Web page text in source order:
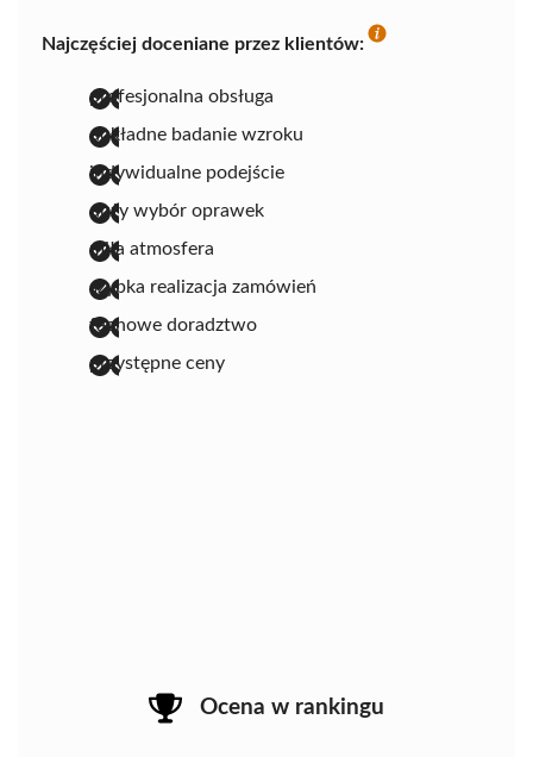
Najczęściej doceniane przez klientów:
profesjonalna obsługa
dokładne badanie wzroku
indywidualne podejście
duży wybór oprawek
miła atmosfera
szybka realizacja zamówień
fachowe doradztwo
przystępne ceny
Ocena w rankingu